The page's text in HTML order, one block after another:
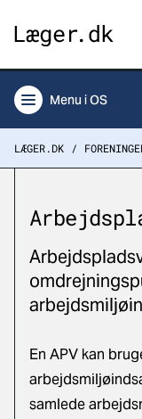
Menu i OS
LÆGER.DK
En APV kan
samlede